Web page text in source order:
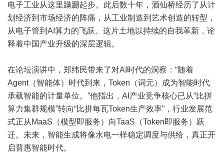
电子工业从这里蹒跚起步。此后数十年，酒仙桥经历了从计
划经济到市场经济的阵痛，从工业制造到艺术创造的转型，
从电子管到AI算力的飞跃。这片土地以持续的自我革新，诠
释着中国产业升级的深层逻辑。
在论坛演讲中，郑纬民带来了对AI时代的洞察：“随着
Agent（智能体）时代到来，Token（词元）成为智能时代
承载智能的计量单位。”他指出，AI产业竞争核心已从“比拼
算力集群规模”转向“比拼每瓦Token生产效率”，行业发展范
式正从MaaS（模型即服务）向TaaS（Token即服务）跃
迁。未来，智能生成将像水电一样稳定调度与供给，真正开
启普惠智能时代。